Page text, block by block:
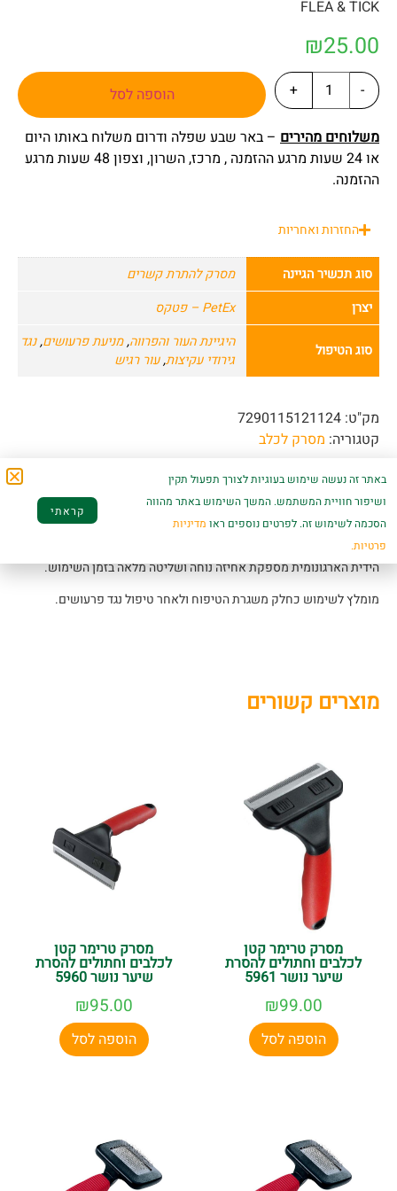
FLEA & TICK
₪25.00
-
+
הוספה לסל
משלוחים מהירים – באר שבע שפלה ודרום משלוח באותו היום
או 24 שעות מרגע ההזמנה , מרכז, השרון, וצפון 48 שעות מרגע
ההזמנה.
החזרות ואחריות
סוג תכשיר הגיינה
מסרק להתרת קשרים
יצרן
PetEx – פטקס
סוג הטיפול היגיינת העור והפרווה,מניעת פרעושים,נגד
גירודי עקיצות,עור רגיש
מק"ט: 7290115121124
קטגוריה: מסרק לכלב
יסודי של הפרווה ולזיהוי והסרה יעילה של פרעושים ולכלוך.
השיניים הצפופות והמסתובבות עשויות מתכת אל-חלד ומאפשרות סירוק
הידית הארגונומית מספקת אחיזה נוחה ושליטה מלאה בזמן השימוש.
מומלץ לשימוש כחלק משגרת הטיפוח ולאחר טיפול נגד פרעושים.
מוצרים קשורים
מסרק טרימר קטן
לכלבים וחתולים להסרת
שיער נושר 5961
₪99.00
הוספה לסל
מסרק טרימר קטן
לכלבים וחתולים להסרת
שיער נושר 5960
₪95.00
הוספה לסל
באתר זה נעשה שימוש בעוגיות לצורך תפעול תקין
ושיפור חוויית המשתמש. המשך השימוש באתר מהווה
הסכמה לשימוש זה. לפרטים נוספים ראו מדיניות
פרטיות.
קראתי